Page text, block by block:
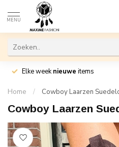
MENU
Elke weeknieuwe items
Home / Cowboy Laarzen
Cowboy Laarzen